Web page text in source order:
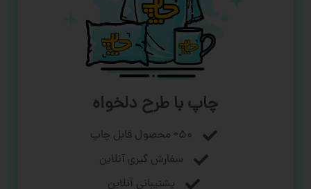
چاپ با طرح دلخواه
۵۰+ محصول قابل چاپ
سفارش گیری آنلاین
پشتیبانی آنلاین